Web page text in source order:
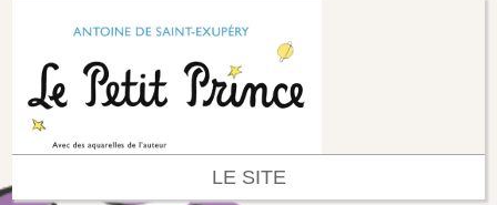
LE SITE